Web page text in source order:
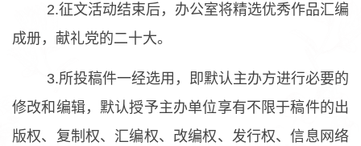
2.征文活动结束后，办公室将精选优秀作品汇编
成册，献礼党的二十大。
3.所投稿件一经选用，即默认主办方进行必要的
修改和编辑，默认授予主办单位享有不限于稿件的出
版权、复制权、汇编权、改编权、发行权、信息网络